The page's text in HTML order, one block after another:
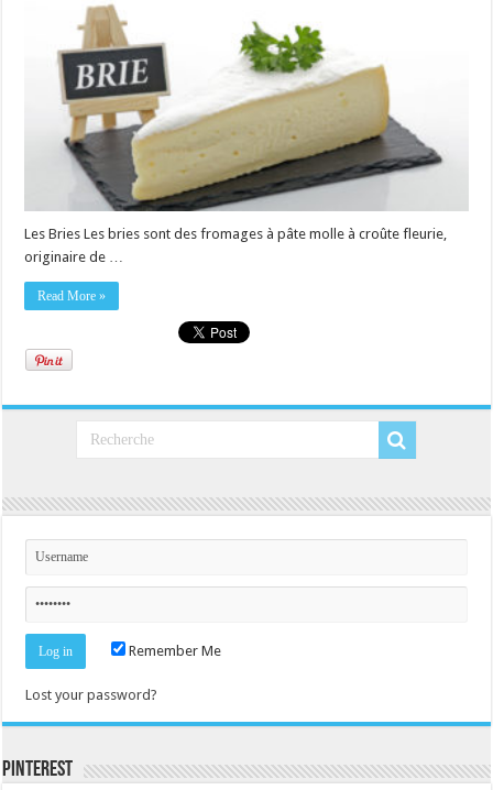
Les Bries Les bries sont des fromages à pâte molle à croûte fleurie,
originaire de …
Read More »
Remember Me
Lost your password?
Pinterest